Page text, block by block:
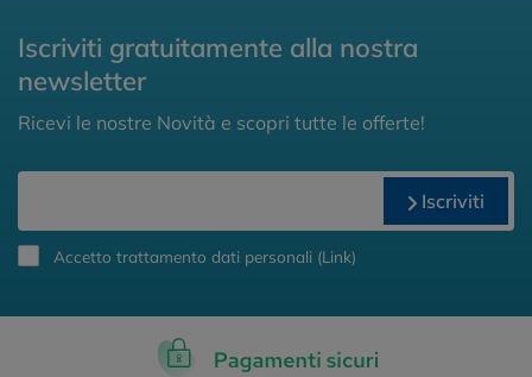
Iscriviti gratuitamente alla nostra
newsletter
Ricevi le nostre Novità e scopri tutte le offerte!
Iscriviti
Accetto trattamento dati personali (Link)